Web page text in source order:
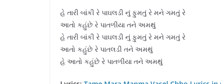
હે તારી બાંકી રે પાઘલડી નું ફુમતું રે મને ગમતું રે
આતો કહુંછે રે પાતળીયા તને અમથું
હે તારી બાંકી રે પાઘલડી નું ફુમતું રે મને ગમતું રે
આતો કહુંછે રે પાતલડી તને અમથું
હે આતો કહુંછે રે પાતળીયા તને અમથું